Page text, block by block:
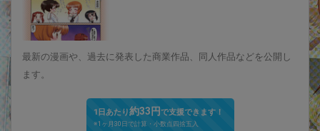
最新の漫画や、過去に発表した商業作品、同人作品などを公開し
ます。
1日あたり約33円 で支援できます！
※1ヶ月30日で計算・小数点四捨五入